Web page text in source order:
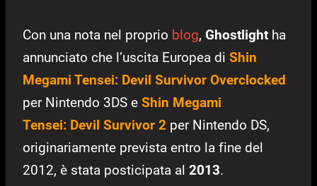
Con una nota nel proprio blog, Ghostlight ha
annunciato che l’uscita Europea di Shin
Megami Tensei: Devil Survivor Overclocked
per Nintendo 3DS e Shin Megami
Tensei: Devil Survivor 2 per Nintendo DS,
originariamente prevista entro la fine del
2012, è stata posticipata al 2013.